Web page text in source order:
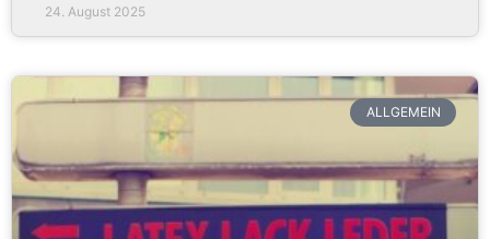
24. August 2025
ALLGEMEIN